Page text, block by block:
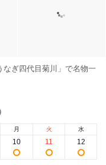
ぎ四代目菊川」で名物一
月
10
火
11
水
12